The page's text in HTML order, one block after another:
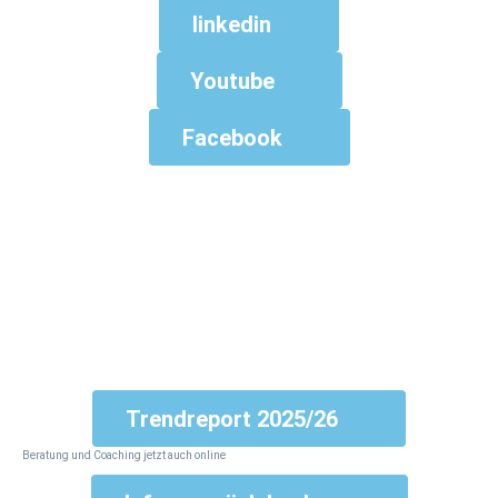
linkedin
Youtube
Facebook
Trendreport 2025/26
Beratung und Coaching jetzt auch online